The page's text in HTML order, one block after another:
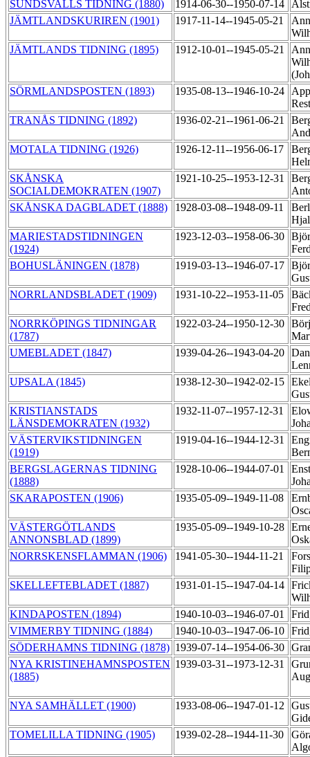
SUNDSVALLS TIDNING (1880) 1914-06-30--1950-07-14
JÄMTLANDSKURIREN (1901)
1917-11-14--1945-05-21
JÄMTLANDS TIDNING (1895)
1912-10-01--1945-05-21
SÖRMLANDSPOSTEN (1893)
1935-08-13--1946-10-24
TRANÅS TIDNING (1892)
1936-02-21--1961-06-21
MOTALA TIDNING (1926)
1926-12-11--1956-06-17
SKÅNSKA
SOCIALDEMOKRATEN (1907)
1921-10-25--1953-12-31
SKÅNSKA DAGBLADET (1888)
1928-03-08--1948-09-11
MARIESTADSTIDNINGEN
(1924)
1923-12-03--1958-06-30
BOHUSLÄNINGEN (1878)
1919-03-13--1946-07-17
NORRLANDSBLADET (1909)
1931-10-22--1953-11-05
NORRKÖPINGS TIDNINGAR
(1787)
1922-03-24--1950-12-30
UMEBLADET (1847)
1939-04-26--1943-04-20
UPSALA (1845)
1938-12-30--1942-02-15
KRISTIANSTADS
LÄNSDEMOKRATEN (1932)
1932-11-07--1957-12-31
VÄSTERVIKSTIDNINGEN
(1919)
1919-04-16--1944-12-31
BERGSLAGERNAS TIDNING
(1888)
1928-10-06--1944-07-01
SKARAPOSTEN (1906)
1935-05-09--1949-11-08
VÄSTERGÖTLANDS
ANNONSBLAD (1899)
1935-05-09--1949-10-28
NORRSKENSFLAMMAN (1906)
1941-05-30--1944-11-21
SKELLEFTEBLADET (1887)
1931-01-15--1947-04-14
KINDAPOSTEN (1894)
1940-10-03--1946-07-01
VIMMERBY TIDNING (1884)
1940-10-03--1947-06-10
SÖDERHAMNS TIDNING (1878) 1939-07-14--1954-06-30
NYA KRISTINEHAMNSPOSTEN
(1885)
1939-03-31--1973-12-31
NYA SAMHÄLLET (1900) 1933-08-06--1947-01-12
TOMELILLA TIDNING (1905)
1939-02-28--1944-11-30